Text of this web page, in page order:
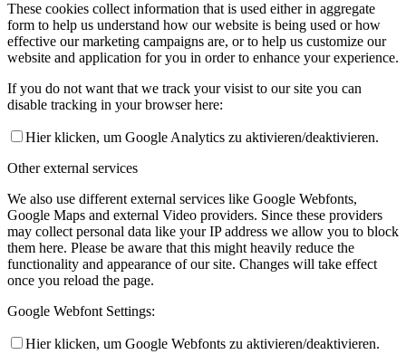
These cookies collect information that is used either in aggregate
form to help us understand how our website is being used or how
effective our marketing campaigns are, or to help us customize our
website and application for you in order to enhance your experience.
If you do not want that we track your visist to our site you can
disable tracking in your browser here:
Hier klicken, um Google Analytics zu aktivieren/deaktivieren.
Other external services
We also use different external services like Google Webfonts,
Google Maps and external Video providers. Since these providers
may collect personal data like your IP address we allow you to block
them here. Please be aware that this might heavily reduce the
functionality and appearance of our site. Changes will take effect
once you reload the page.
Google Webfont Settings:
Hier klicken, um Google Webfonts zu aktivieren/deaktivieren.